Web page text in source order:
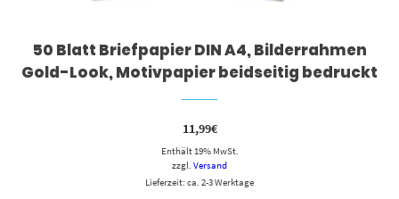
50 Blatt Briefpapier DIN A4, Bilderrahmen
Gold-Look, Motivpapier beidseitig bedruckt
11,99€
Enthält 19% MwSt.
zzgl. Versand
Lieferzeit: ca. 2-3 Werktage